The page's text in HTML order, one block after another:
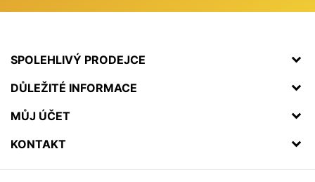
SPOLEHLIVÝ PRODEJCE
DŮLEŽITÉ INFORMACE
MŮJ ÚČET
KONTAKT